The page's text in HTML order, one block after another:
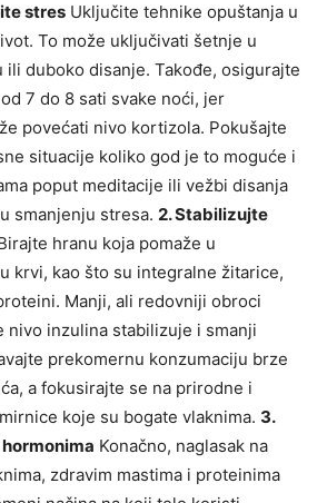
stres Uključite tehnike opuštanja u
To može uključivati šetnje u
ili duboko disanje. Takođe, osigurajte
7 do 8 sati svake noći, jer
povećati nivo kortizola. Pokušajte
situacije koliko god je to moguće i
poput meditacije ili vežbi disanja
smanjenju stresa. 2. Stabilizujte
hranu koja pomaže u
krvi, kao što su integralne žitarice,
Manji, ali redovniji obroci
nivo inzulina stabilizuje i smanji
prekomernu konzumaciju brze
a fokusirajte se na prirodne i
koje su bogate vlaknima. 3.
Konačno, naglasak na
zdravim mastima i proteinima